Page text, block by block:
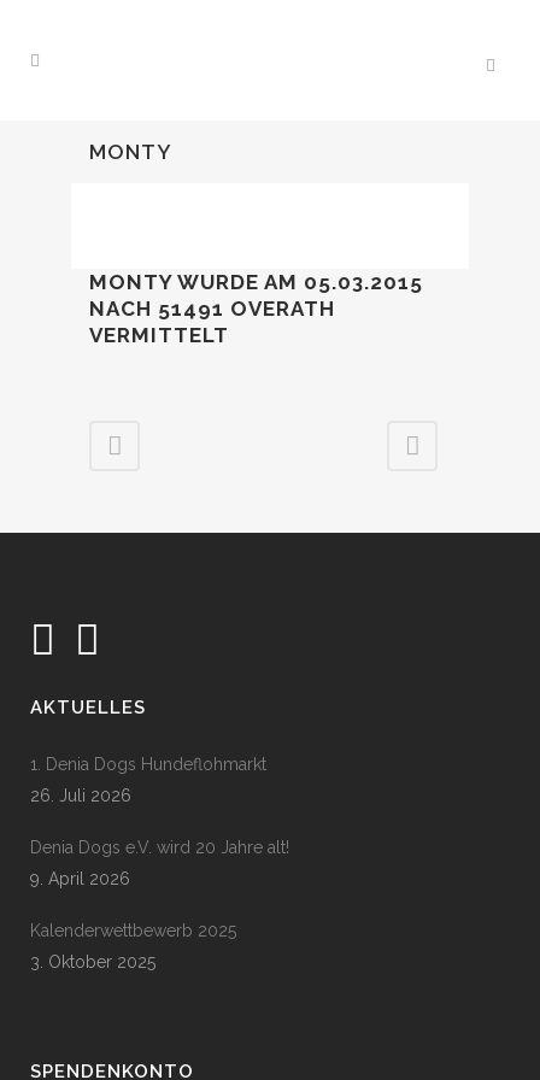
MONTY
MONTY WURDE AM 05.03.2015
NACH 51491 OVERATH
VERMITTELT
AKTUELLES
1. Denia Dogs Hundeflohmarkt
26. Juli 2026
Denia Dogs e.V. wird 20 Jahre alt!
9. April 2026
Kalenderwettbewerb 2025
3. Oktober 2025
SPENDENKONTO